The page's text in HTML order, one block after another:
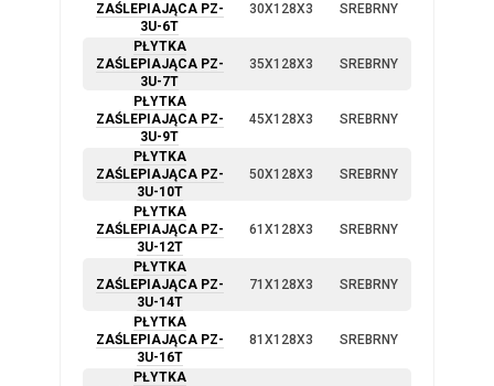
ZAŚLEPIAJĄCA PZ-
3U-6T
30X128X3 SREBRNY
PŁYTKA
ZAŚLEPIAJĄCA PZ-
3U-7T
35X128X3 SREBRNY
PŁYTKA
ZAŚLEPIAJĄCA PZ-
3U-9T
45X128X3 SREBRNY
PŁYTKA
ZAŚLEPIAJĄCA PZ-
3U-10T
50X128X3 SREBRNY
PŁYTKA
ZAŚLEPIAJĄCA PZ-
3U-12T
61X128X3 SREBRNY
PŁYTKA
ZAŚLEPIAJĄCA PZ-
3U-14T
71X128X3 SREBRNY
PŁYTKA
ZAŚLEPIAJĄCA PZ-
3U-16T
81X128X3 SREBRNY
PŁYTKA